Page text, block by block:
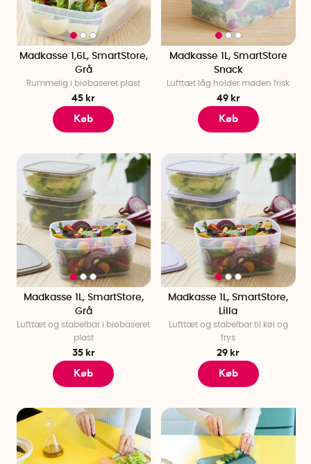
Madkasse 1,6L, SmartStore,
Grå
Rummelig i biobaseret plast
45 kr
Køb
Madkasse 1L, SmartStore
Snack
Lufttæt låg holder maden frisk
49 kr
Køb
Madkasse 1L, SmartStore,
Grå
Lufttæt og stabelbar i biobaseret
plast
35 kr
Køb
Madkasse 1L, SmartStore,
Lilla
Lufttæt og stabelbar til køl og
frys
29 kr
Køb